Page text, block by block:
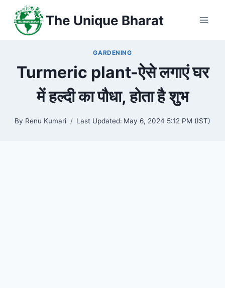
content
The Unique Bharat
GARDENING
Turmeric plant-ऐसे लगाएं घर
में हल्दी का पौधा, होता है शुभ
By Renu Kumari Last Updated: May 6, 2024 5:12 PM (IST)